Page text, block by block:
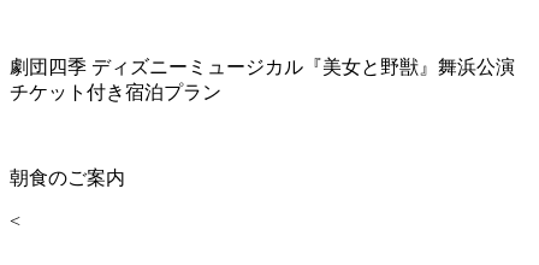
劇団四季 ディズニーミュージカル『美女と野獣』舞浜公演
チケット付き宿泊プラン
朝食のご案内
<